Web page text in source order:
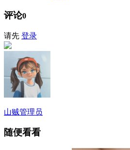
评论0
请先 登录
山贼管理员
随便看看